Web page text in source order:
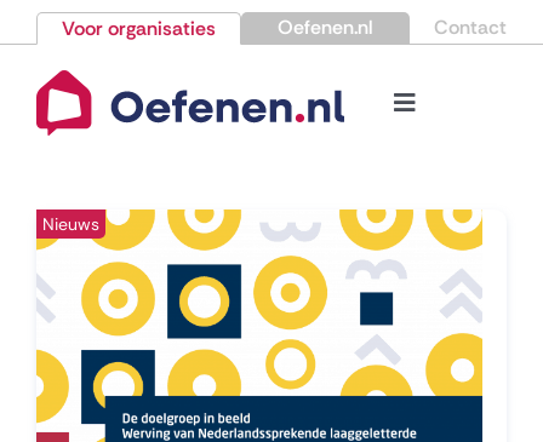
naar
inhoud
Voor organisaties Oefenen.nl Contact
Toggle
Nieuws
Kennisbank
Over Oefenen.nl
Nieuws